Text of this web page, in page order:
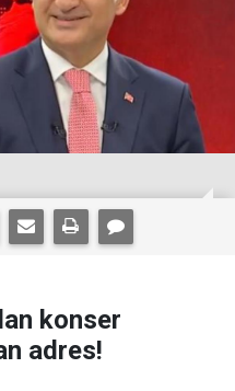
konser
adres!